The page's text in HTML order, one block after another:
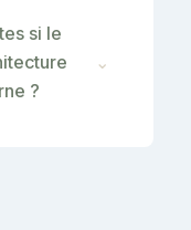
si le
?
⌄